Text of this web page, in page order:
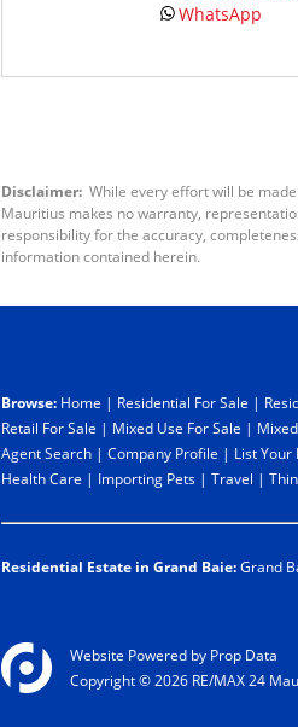
WhatsApp
Disclaimer: While every effort will be
Mauritius makes no warranty,
responsibility for the accuracy,
information contained herein.
Browse: Home | Residential For Sale |
Retail For Sale | Mixed Use For Sale |
Agent Search | Company Profile | List Your
Health Care | Importing Pets | Travel |
Residential Estate in Grand Baie:Grand
Website Powered by Prop Data
Copyright © 2026 RE/MAX 24